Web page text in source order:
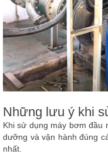
Những lưu ý khi
Khi sử dụng máy bơm đầu
dưỡng và vận hành đúng
nhất.